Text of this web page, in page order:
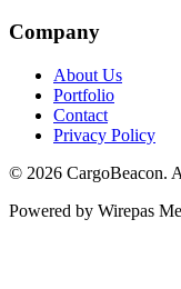
Company
About Us
Portfolio
Contact
Privacy Policy
© 2026 CargoBeacon.
Powered by Wirepas